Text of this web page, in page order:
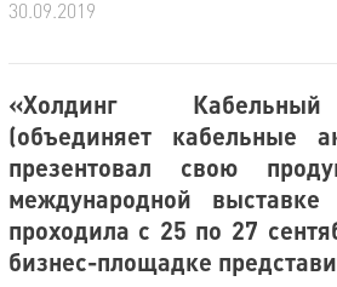
30.09.2019
«Холдинг
(объединяет кабельные
презентовал свою
международной
проходила с 25 по 27
бизнес-площадке